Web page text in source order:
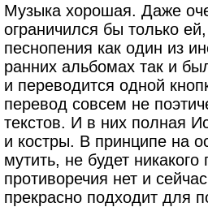
Музыка хорошая. Даже
ограничился бы только
песнопения как один из
ранних альбомах так и
и переводится одной
перевод совсем не
текстов. И в них полная
и костры. В принципе на
мутить, не будет
противоречия нет и
прекрасно подходит для